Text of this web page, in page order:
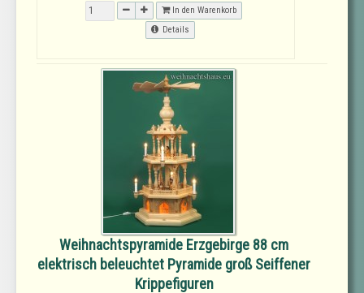
In den Warenkorb
Details
Weihnachtspyramide Erzgebirge 88 cm
elektrisch beleuchtet Pyramide groß Seiffener
Krippefiguren